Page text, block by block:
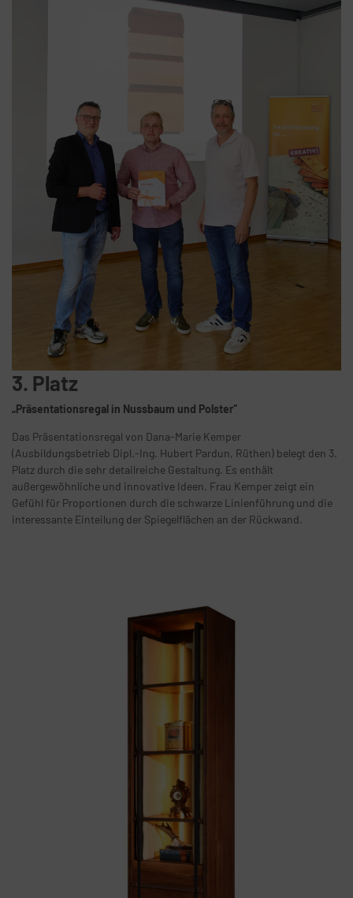
3. Platz
„Präsentationsregal in Nussbaum und Polster“
Das Präsentationsregal von Dana-Marie Kemper
(Ausbildungsbetrieb Dipl.-Ing. Hubert Pardun, Rüthen) belegt den 3.
Platz durch die sehr detailreiche Gestaltung. Es enthält
außergewöhnliche und innovative Ideen. Frau Kemper zeigt ein
Gefühl für Proportionen durch die schwarze Linienführung und die
interessante Einteilung der Spiegelflächen an der Rückwand.